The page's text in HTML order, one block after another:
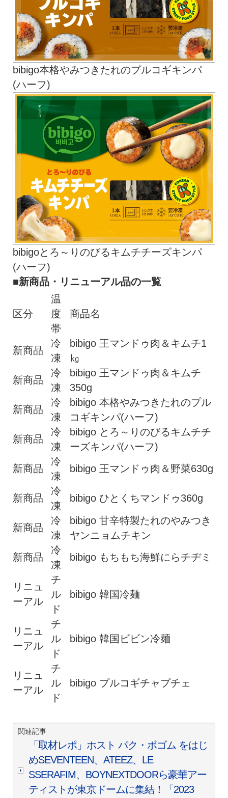
bibigo本格やみつきたれのプルコギキンパ
(ハーフ)
bibigoとろ～りのびるキムチチーズキンパ
(ハーフ)
■新商品・リニューアル品の一覧
区分
温
度
帯
商品名
新商品
冷
凍
bibigo 王マンドゥ肉＆キムチ1
㎏
新商品
冷
凍
bibigo 王マンドゥ肉＆キムチ
350g
新商品
冷
凍
bibigo 本格やみつきたれのプル
コギキンパ(ハーフ)
新商品
冷
凍
bibigo とろ～りのびるキムチチ
ーズキンパ(ハーフ)
新商品
冷
凍
bibigo 王マンドゥ肉＆野菜630g
新商品
冷
凍
bibigo ひとくちマンドゥ360g
新商品
冷
凍
bibigo 甘辛特製たれのやみつき
ヤンニョムチキン
新商品
冷
凍
bibigo もちもち海鮮にらチヂミ
リニュ
ーアル
チ
ル
ド
bibigo 韓国冷麺
リニュ
ーアル
チ
ル
ド
bibigo 韓国ビビン冷麺
リニュ
ーアル
チ
ル
ド
bibigo プルコギチャプチェ
関連記事
「取材レポ」ホスト パク・ボゴム をはじ
めSEVENTEEN、ATEEZ、LE
SSERAFIM、BOYNEXTDOORら豪華アー
ティストが東京ドームに集結！「2023